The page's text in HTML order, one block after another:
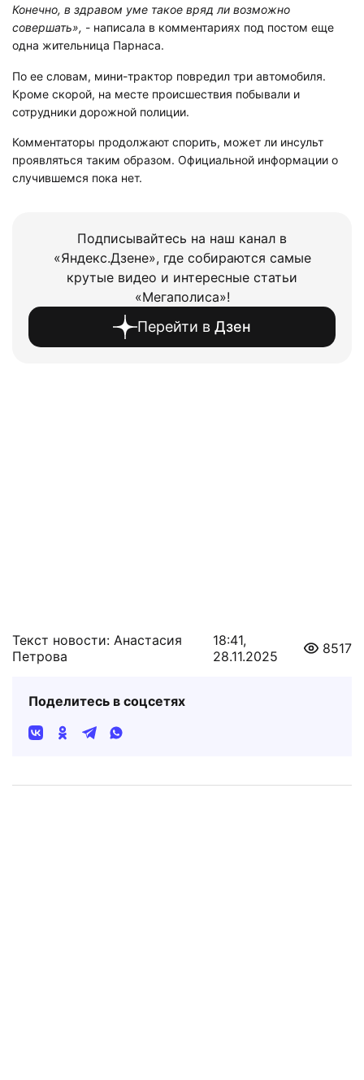
Конечно, в здравом уме такое вряд ли возможно
совершать», - написала в комментариях под постом еще
одна жительница Парнаса.
По ее словам, мини-трактор повредил три автомобиля.
Кроме скорой, на месте происшествия побывали и
сотрудники дорожной полиции.
Комментаторы продолжают спорить, может ли инсульт
проявляться таким образом. Официальной информации о
случившемся пока нет.
Подписывайтесь на наш канал в
«Яндекс.Дзене», где собираются самые
крутые видео и интересные статьи
«Мегаполиса»!
Перейти в Дзен
Текст новости: Анастасия
Петрова
18:41,
28.11.2025
8517
Поделитесь в соцсетях